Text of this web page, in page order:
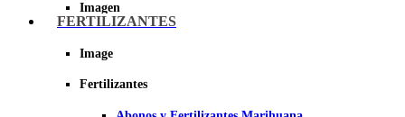
Imagen
FERTILIZANTES
Image
Fertilizantes